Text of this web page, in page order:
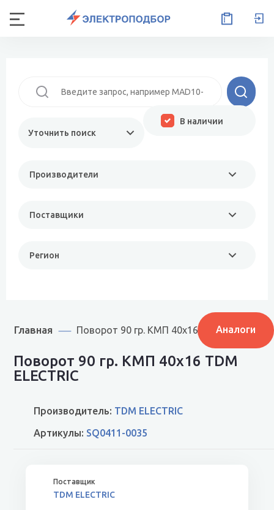
Уточнить поиск
Производители
Поставщики
Регион
В наличии
Главная Поворот 90 гр. КМП 40х16 SQ0411-0035
Аналоги
Поворот 90 гр. КМП 40х16 TDM
ELECTRIC
Производитель: TDM ELECTRIC
Артикулы: SQ0411-0035
TDM ELECTRIC